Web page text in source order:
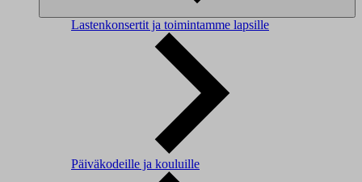
Lastenkonsertit ja toimintamme lapsille
Päiväkodeille ja kouluille